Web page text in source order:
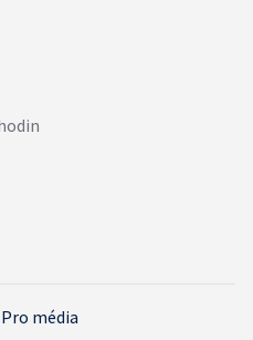
Pro média